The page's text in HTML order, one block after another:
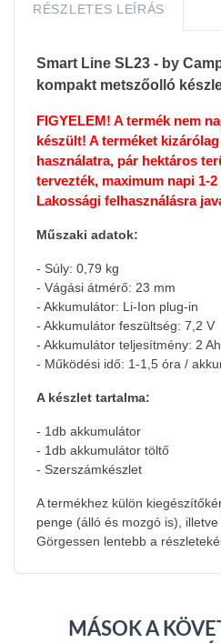
RÉSZLETES LEÍRÁS
Smart Line SL23 - by
kompakt metszőolló
FIGYELEM! A termék nem
készült! A terméket
használatra, pár hektáros
tervezték, maximum napi 1-
Lakossági felhasználásra
Műszaki adatok:
- Súly: 0,79 kg
- Vágási átmérő: 23 mm
- Akkumulátor: Li-Ion plug-in
- Akkumulátor feszültség: 7,2 V
- Akkumulátor teljesítmény: 2 Ah
- Működési idő: 1-1,5 óra /
A készlet tartalma:
- 1db akkumulátor
- 1db akkumulátor töltő
- Szerszámkészlet
A termékhez külön
penge (álló és mozgó is),
Görgessen lentebb a
MÁSOK A